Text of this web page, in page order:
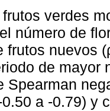
verdes
número de
frutos nuevos
de mayor
Spearman
a -0.79) y